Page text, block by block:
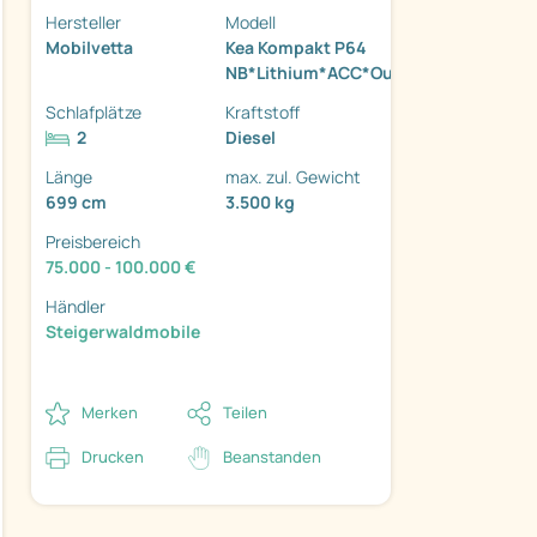
Hersteller
Mobilvetta
Modell
Kea Kompakt P64
NB*Lithium*ACC*Outdoor...
Schlafplätze
2
Kraftstoff
Diesel
Länge
699 cm
max. zul. Gewicht
3.500 kg
Preisbereich
75.000 - 100.000 €
Händler
Steigerwaldmobile
Merken Teilen
Drucken Beanstanden